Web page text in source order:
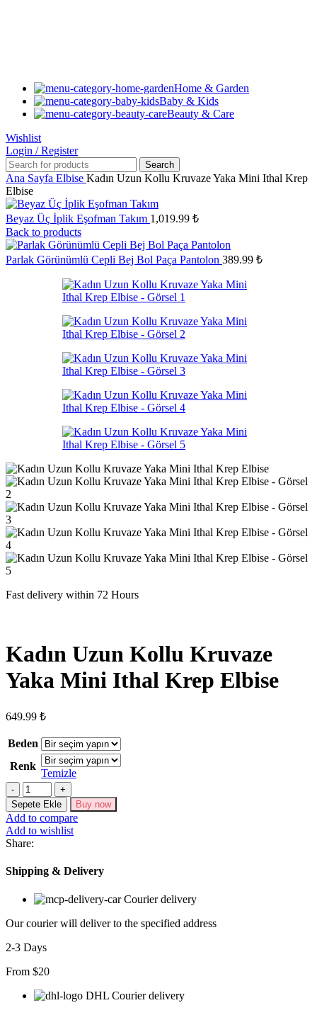
Home & Garden
Baby & Kids
Beauty & Care
Wishlist
Login / Register
Search
Ana Sayfa Elbise Kadın Uzun Kollu Kruvaze Yaka Mini Ithal Krep
Elbise
Beyaz Üç İplik Eşofman Takım 1,019.99 ₺
Back to products
Parlak Görünümlü Cepli Bej Bol Paça Pantolon 389.99 ₺
Fast delivery within 72 Hours
Kadın Uzun Kollu Kruvaze
Yaka Mini Ithal Krep Elbise
649.99 ₺
Beden
Renk
Temizle
Kadın
Uzun
Kollu
Kruvaze
Yaka
Mini
Ithal
Krep
adet
Sepete Ekle Buy now
Add to compare
Add to wishlist
Share:
Shipping & Delivery
Courier delivery
Our courier will deliver to the specified address
2-3 Days
From $20
DHL Courier delivery